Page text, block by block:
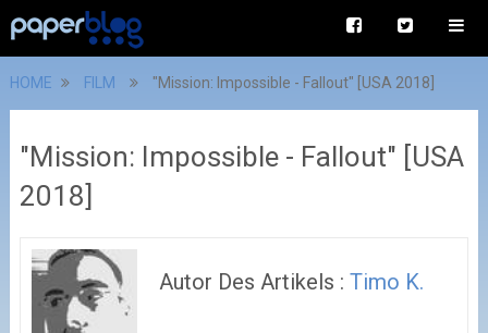
HOME FILM "Mission: Impossible - Fallout" [USA 2018]
"Mission: Impossible - Fallout" [USA
2018]
Autor Des Artikels :Timo K.